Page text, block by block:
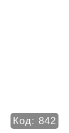
Код: 842